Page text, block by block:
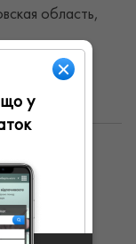
область,
лет,
19:00
19:00
19:00
у